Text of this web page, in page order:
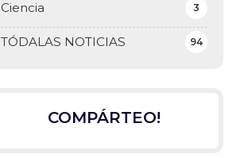
TÓDALAS NOTICIAS 94
Ciencia 3
COMPÁRTEO!